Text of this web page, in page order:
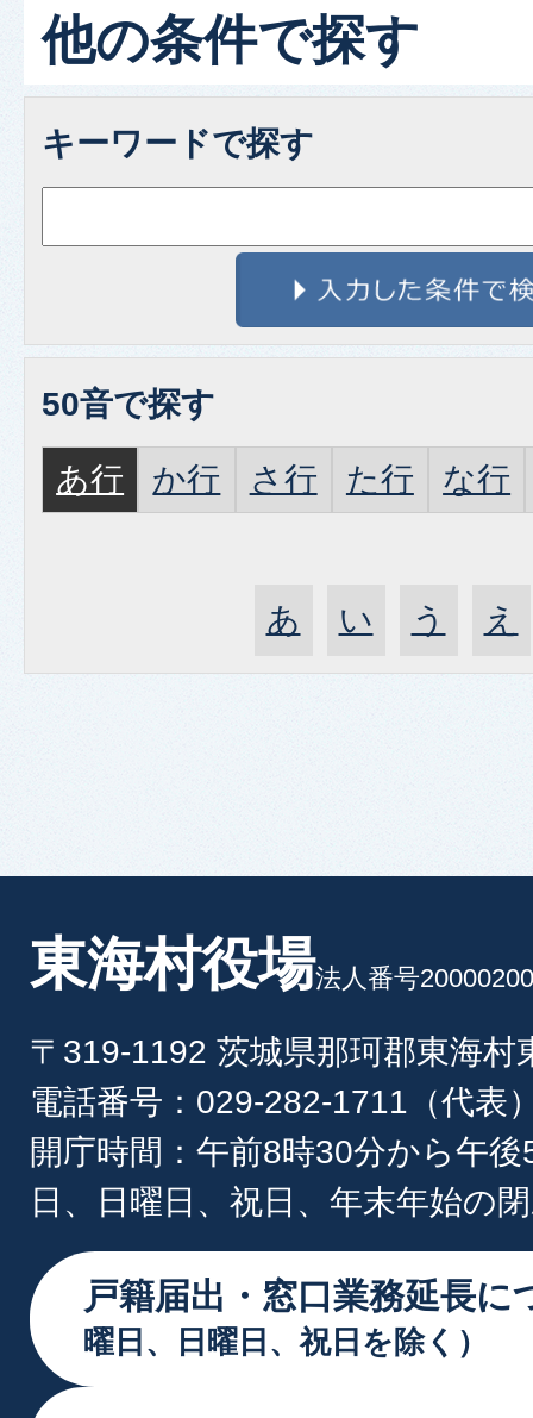
他の条件で探す
キーワードで探す
50音で探す
あ行 か行 さ行 た行 な行
あ い う え
東海村役場法人番号
〒319-1192 茨城県那珂郡東海村
電話番号：029-282-1711（代表
開庁時間：午前8時30分から午
日、日曜日、祝日、年末年始の
戸籍届出・窓口業務延長に
曜日、日曜日、祝日を除く）